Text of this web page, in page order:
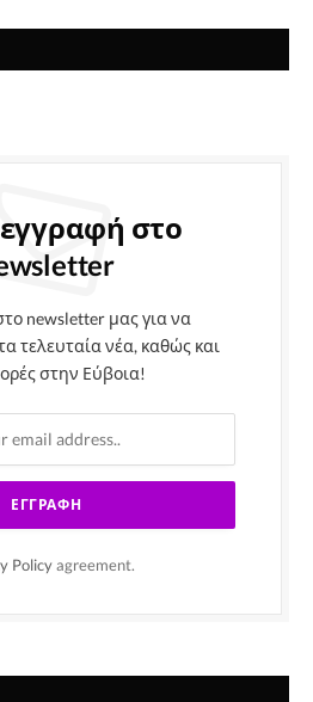
στο
newsletter μας για να
τελευταία νέα, καθώς και
στην Εύβοια!
Policy agreement.